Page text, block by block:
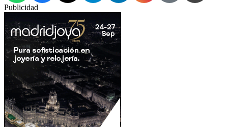
Publicidad